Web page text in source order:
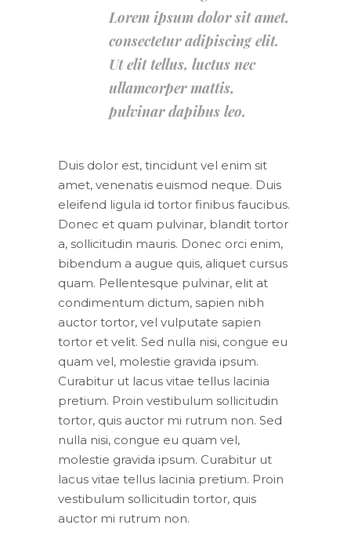
Lorem ipsum dolor sit amet,
consectetur adipiscing elit.
Ut elit tellus, luctus nec
ullamcorper mattis,
pulvinar dapibus leo.
Duis dolor est, tincidunt vel enim sit
amet, venenatis euismod neque. Duis
eleifend ligula id tortor finibus faucibus.
Donec et quam pulvinar, blandit tortor
a, sollicitudin mauris. Donec orci enim,
bibendum a augue quis, aliquet cursus
quam. Pellentesque pulvinar, elit at
condimentum dictum, sapien nibh
auctor tortor, vel vulputate sapien
tortor et velit. Sed nulla nisi, congue eu
quam vel, molestie gravida ipsum.
Curabitur ut lacus vitae tellus lacinia
pretium. Proin vestibulum sollicitudin
tortor, quis auctor mi rutrum non. Sed
nulla nisi, congue eu quam vel,
molestie gravida ipsum. Curabitur ut
lacus vitae tellus lacinia pretium. Proin
vestibulum sollicitudin tortor, quis
auctor mi rutrum non.